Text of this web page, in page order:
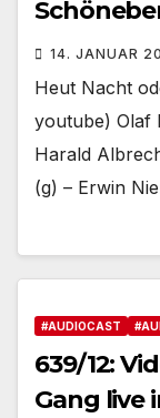
14. JANUAR
Heut Nacht
youtube) Olaf
Harald
(g) – Erwin
#AUDIOCAST
639/12:
Gang live